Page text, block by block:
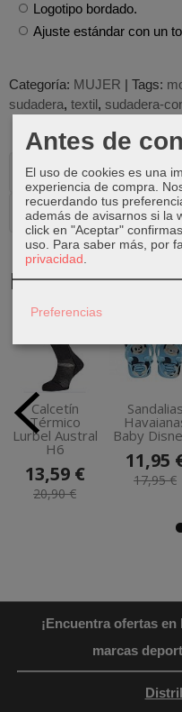
Logotipo bordado.
Ajuste estándar con un
Categoría: MUJER | Tags:
sudadera textil sudadera-
Descripción
Comentarios
Productos
-35 %
Calcetín
Térmico
Lurbel Austral
H6
13,59 €
20,90 €
Sandalias
Baby
11,95
17,95 €
¡Encuentra ofertas
marcas
Antes de
El uso de cookies es una
experiencia de compra.
recuerdando tus
además de avisarnos si la
click en "Aceptar"
uso. Para saber más, por
privacidad
Preferencias